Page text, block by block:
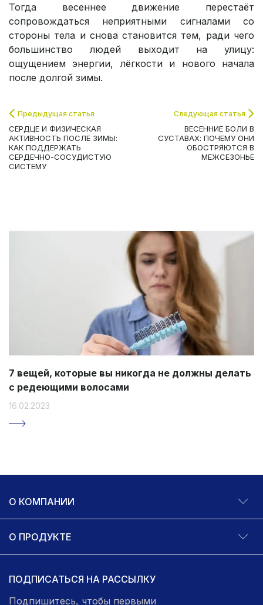
7 вещей, которые вы никогда не должны делать
с редеющими волосами
16.02.2023
Тогда весеннее движение перестаёт
сопровождаться неприятными сигналами со
стороны тела и снова становится тем, ради чего
большинство людей выходит на улицу:
ощущением энергии, лёгкости и нового начала
после долгой зимы.
Предыдущая статья
СЕРДЦЕ И ФИЗИЧЕСКАЯ
АКТИВНОСТЬ ПОСЛЕ ЗИМЫ:
КАК ПОДДЕРЖАТЬ
СЕРДЕЧНО-СОСУДИСТУЮ
СИСТЕМУ
Следующая статья
ВЕСЕННИЕ БОЛИ В
СУСТАВАХ: ПОЧЕМУ ОНИ
ОБОСТРЯЮТСЯ В
МЕЖСЕЗОНЬЕ
О КОМПАНИИ
О ПРОДУКТЕ
ПОДПИСАТЬСЯ НА РАССЫЛКУ
Подпишитесь, чтобы первыми